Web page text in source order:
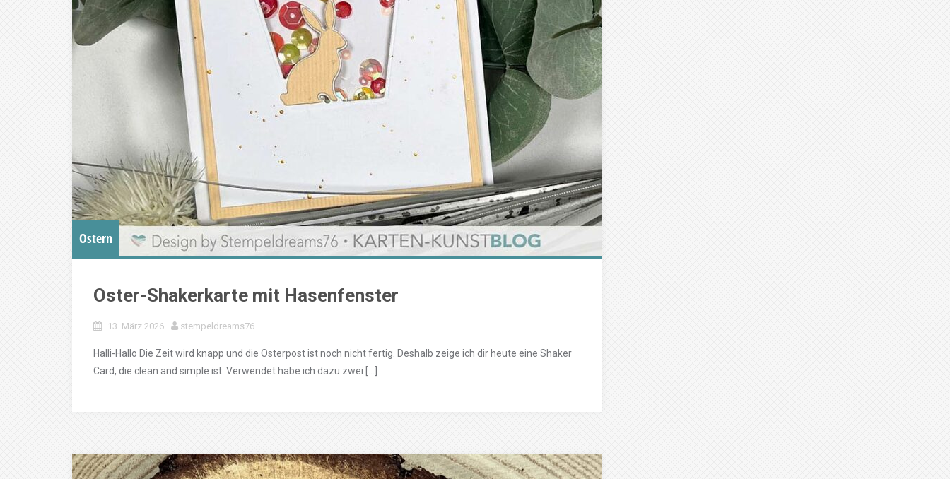
Ostern
Oster-Shakerkarte mit Hasenfenster
13. März 2026 stempeldreams76
Halli-Hallo Die Zeit wird knapp und die Osterpost ist noch nicht fertig. Deshalb zeige ich dir heute eine Shaker
Card, die clean and simple ist. Verwendet habe ich dazu zwei […]